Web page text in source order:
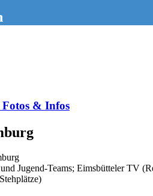
& Infos
Jugend-Teams; Eimsbütteler TV